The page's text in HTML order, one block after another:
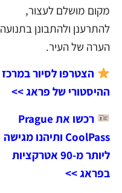
מקום מושלם לעצור,
להתרענן ולהתבונן בתנועה
הערה של העיר.
הצטרפו לסיור במרכז
ההיסטורי של פראג >>
רכשו את Prague
CoolPass ותיהנו מגישה
ליותר מ-90 אטרקציות
בפראג >>